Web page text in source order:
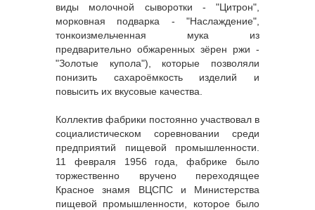
виды молочной сыворотки - "Цитрон",
морковная подварка - "Наслаждение",
тонкоизмельченная мука из
предварительно обжаренных зёрен ржи -
"Золотые купола"), которые позволяли
понизить сахароёмкость изделий и
повысить их вкусовые качества.
Коллектив фабрики постоянно участвовал в
социалистическом соревновании среди
предприятий пищевой промышленности.
11 февраля 1956 года, фабрике было
торжественно вручено переходящее
Красное знамя ВЦСПС и Министерства
пищевой промышленности, которое было